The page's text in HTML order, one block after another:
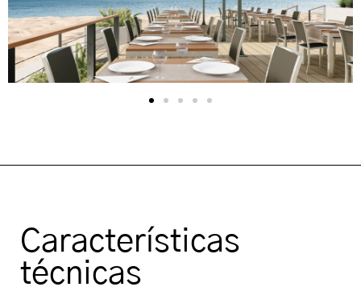
Características
técnicas